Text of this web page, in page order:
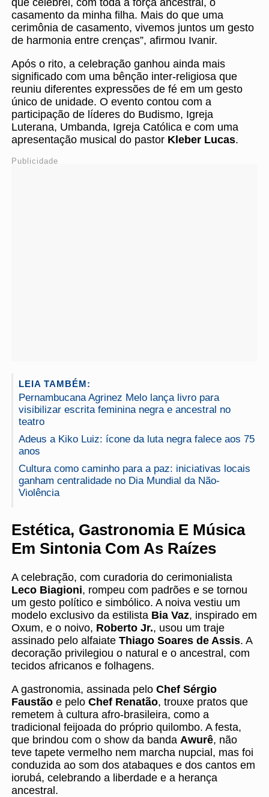
que celebrei, com toda a força ancestral, o
casamento da minha filha. Mais do que uma
cerimônia de casamento, vivemos juntos um gesto
de harmonia entre crenças”, afirmou Ivanir.
Após o rito, a celebração ganhou ainda mais
significado com uma bênção inter-religiosa que
reuniu diferentes expressões de fé em um gesto
único de unidade. O evento contou com a
participação de líderes do Budismo, Igreja
Luterana, Umbanda, Igreja Católica e com uma
apresentação musical do pastor Kleber Lucas.
Publicidade
LEIA TAMBÉM:
Pernambucana Agrinez Melo lança livro para
visibilizar escrita feminina negra e ancestral no
teatro
Adeus a Kiko Luiz: ícone da luta negra falece aos 75
anos
Cultura como caminho para a paz: iniciativas locais
ganham centralidade no Dia Mundial da Não-
Violência
Estética, Gastronomia E Música
Em Sintonia Com As Raízes
A celebração, com curadoria do cerimonialista
Leco Biagioni, rompeu com padrões e se tornou
um gesto político e simbólico. A noiva vestiu um
modelo exclusivo da estilista Bia Vaz, inspirado em
Oxum, e o noivo, Roberto Jr., usou um traje
assinado pelo alfaiate Thiago Soares de Assis. A
decoração privilegiou o natural e o ancestral, com
tecidos africanos e folhagens.
A gastronomia, assinada pelo Chef Sérgio
Faustão e pelo Chef Renatão, trouxe pratos que
remetem à cultura afro-brasileira, como a
tradicional feijoada do próprio quilombo. A festa,
que brindou com o show da banda Awurê, não
teve tapete vermelho nem marcha nupcial, mas foi
conduzida ao som dos atabaques e dos cantos em
iorubá, celebrando a liberdade e a herança
ancestral.